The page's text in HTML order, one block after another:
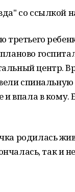
со ссылкой
центр.
и впала в
родилась
так и